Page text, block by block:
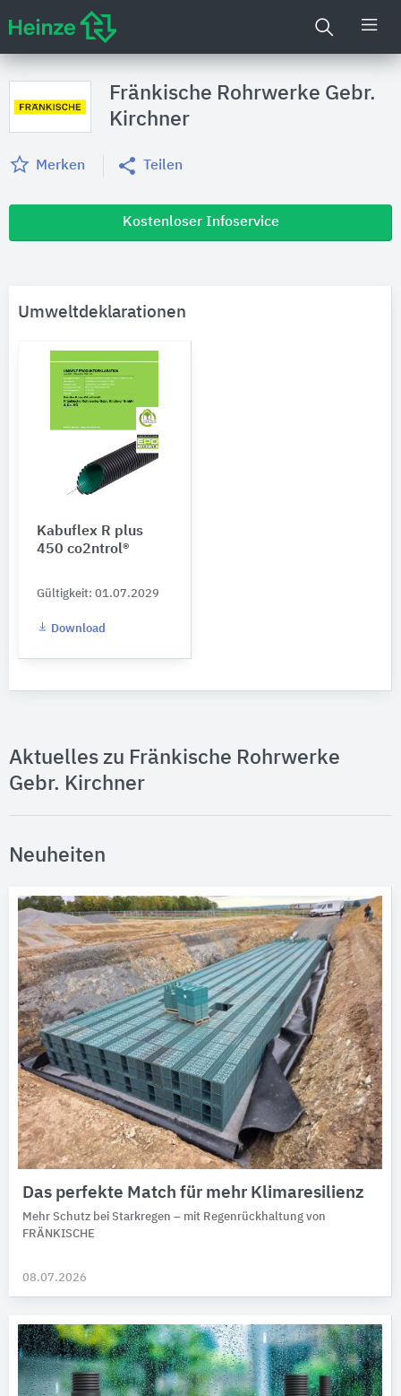
Fränkische Rohrwerke Gebr.
Kirchner
Merken Teilen
Kostenloser Infoservice
Umweltdeklarationen
Kabuflex R plus
450 co2ntrol®
Gültigkeit: 01.07.2029
Download
Aktuelles zu Fränkische Rohrwerke
Gebr. Kirchner
Neuheiten
Das perfekte Match für mehr Klimaresilienz
Mehr Schutz bei Starkregen – mit Regenrückhaltung von
FRÄNKISCHE
08.07.2026